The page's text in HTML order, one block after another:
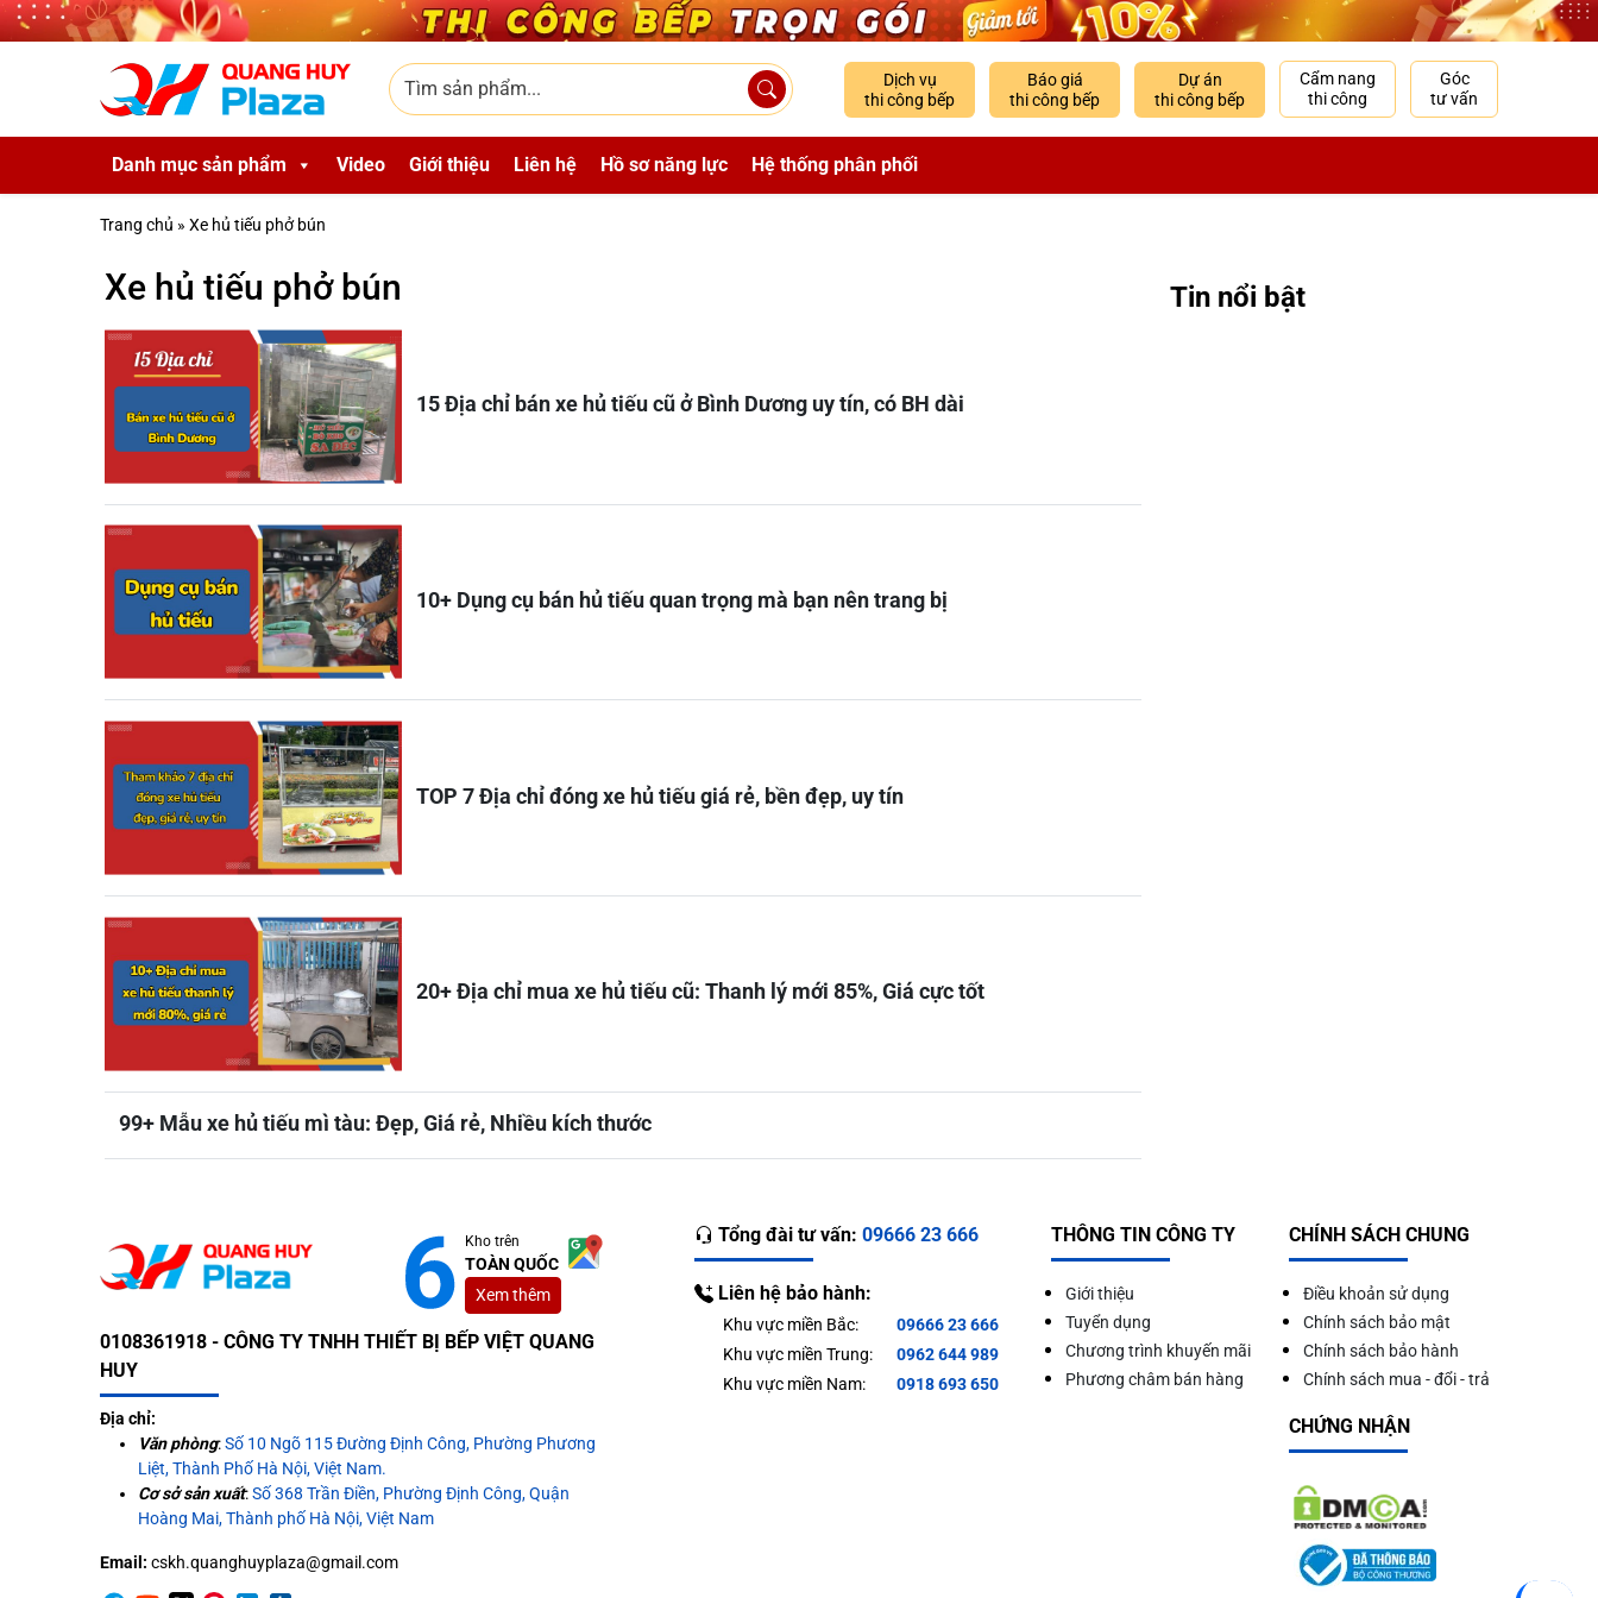
Skip to main content
Tìm sản phẩm
Dịch vụ
thi công bếp
Báo giá
thi công bếp
Dự án
thi công bếp
Cẩm nang
thi công
Góc
tư vấn
Danh mục sản phẩm Video Giới thiệu Liên hệ Hồ sơ năng lực Hệ thống phân phối
Trang chủ » Xe hủ tiếu phở bún
Xe hủ tiếu phở bún
15 Địa chỉ bán xe hủ tiếu cũ ở Bình Dương uy tín, có BH dài
10+ Dụng cụ bán hủ tiếu quan trọng mà bạn nên trang bị
TOP 7 Địa chỉ đóng xe hủ tiếu giá rẻ, bền đẹp, uy tín
20+ Địa chỉ mua xe hủ tiếu cũ: Thanh lý mới 85%, Giá cực tốt
99+ Mẫu xe hủ tiếu mì tàu: Đẹp, Giá rẻ, Nhiều kích thước
Tin nổi bật
THÔNG TIN CÔNG TY
Giới thiệu
Tuyển dụng
Chương trình khuyến mãi
Phương châm bán hàng
CHÍNH SÁCH CHUNG
Điều khoản sử dụng
Chính sách bảo mật
Chính sách bảo hành
Chính sách mua - đổi - trả
CHỨNG NHẬN
Kho trên
TOÀN QUỐC
Xem thêm
0108361918 - CÔNG TY TNHH THIẾT BỊ BẾP VIỆT QUANG
HUY
Địa chỉ:
Văn phòng:Số 10 Ngõ 115 Đường Định Công, Phường Phương
Liệt, Thành Phố Hà Nội, Việt Nam.
Cơ sở sản xuất:Số 368 Trần Điền, Phường Định Công, Quận
Hoàng Mai, Thành phố Hà Nội, Việt Nam
Email: cskh.quanghuyplaza@gmail.com
Tổng đài tư vấn: 09666 23 666
Liên hệ bảo hành:
Khu vực miền Bắc:
09666 23 666
Khu vực miền Trung:
0962 644 989
Khu vực miền Nam:
0918 693 650